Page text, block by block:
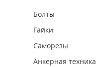
Болты
Гайки
Саморезы
Анкерная техника